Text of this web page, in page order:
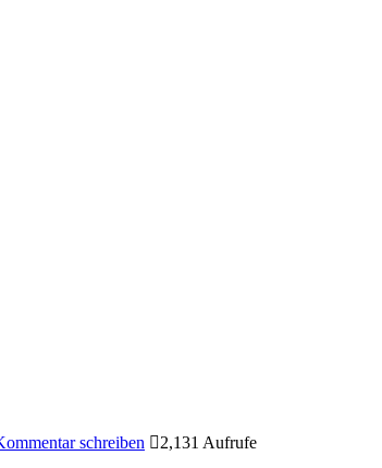
schreiben
2,131 Aufrufe